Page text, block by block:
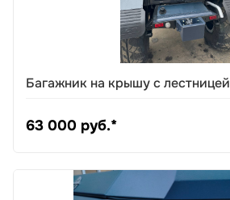
Багажник на крышу с лестницей
63 000 руб.*